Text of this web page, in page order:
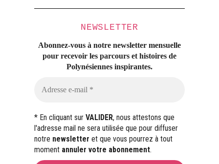
NEWSLETTER
Abonnez-vous à notre newsletter mensuelle
pour recevoir les parcours et histoires de
Polynésiennes inspirantes.
* En cliquant sur VALIDER, nous attestons que
l'adresse mail ne sera utilisée que pour diffuser
notre newsletter et que vous pourrez à tout
moment annuler votre abonnement.